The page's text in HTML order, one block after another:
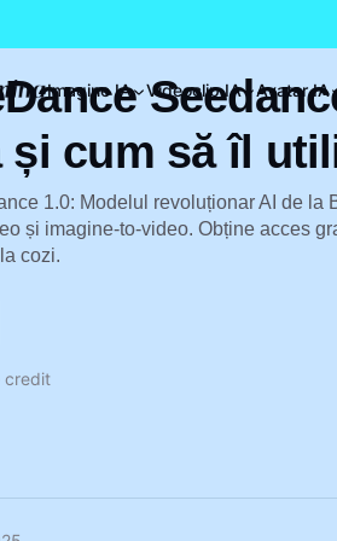
Imagine IA Videoclip IA Avatar IA
și cum să îl
1.0: Modelul revoluționar AI de la
și imagine-to-video. Obține acces
cozi.
credit